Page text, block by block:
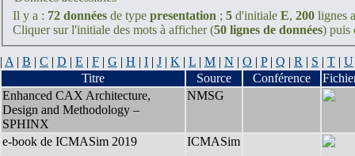
Il y a : 72 données de type presentation ; 5 d'initiale E, 200 lignes
Cliquer sur l'initiale des mots à afficher (50 lignes de données) puis
| A | B | C | D | E | F | G | H | I | J | K | L | M | N | O | P| Q | R | S | T | U
Titre
Source Conférence
Enhanced CAX Architecture,
Design and Methodology –
SPHINX
NMSG
e-book de ICMASim 2019 ICMASim